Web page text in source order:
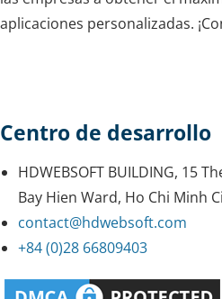
aplicaciones personalizadas.
Centro de desarrollo
HDWEBSOFT BUILDING, 15
Bay Hien Ward, Ho Chi Minh
contact@hdwebsoft.com
+84 (0)28 66809403